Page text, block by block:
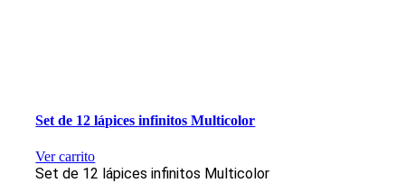
Set de 12 lápices infinitos Multicolor
Ver carrito
Set de 12 lápices infinitos Multicolor